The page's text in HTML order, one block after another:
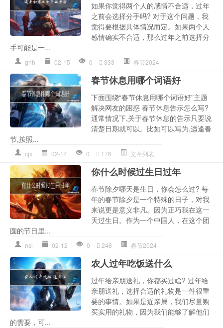
如果你觉得两个人的感情不合适，过年
之前会选择分手吗? 对于这个问题，我
觉得要根据具体情况而定。如果两个人
感情确实不合适，那么过年之前选择分
手可能是一...
gnh 02-15 0 333 春节2024
春节休息用哪个词语好
下面围绕“春节休息用哪个词语好”主题
解决网友的困惑 春节休息告示怎么写?
通常情况下,关于春节休息的告示只要说
清楚日期就可以。比如可以写为,适逢春
节,按照...
cjx 02-14 0 176 文章列表
你什么时候过生日过年
春节除夕哪天是生日，你会怎么过? 每
年的春节除夕是一个特殊的日子，对我
来说更是意义非凡。因为正巧我在这一
天过生日。作为一个中国人，在这个团
圆的节日里...
nsl 02-12 0 248 春节2024
农人过年吃饭送什么
过年给亲朋送礼，你都买过啥? 过年给
亲朋送礼，选择合适的礼物是一件很重
要的事情。如果是近亲属，我们尽量购
买实用的礼物，因为我们能够了解他们
的需要，可...